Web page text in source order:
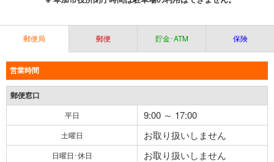
郵便局 郵便 貯金･ATM 保険
営業時間
郵便窓口
平日 9:00 ～ 17:00
土曜日 お取り扱いしません
日曜日･休日 お取り扱いしません